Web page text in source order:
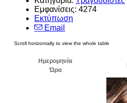
Εμφανίσεις: 4274
Εκτύπωση
Email
Ημερομηνία
Ώρα